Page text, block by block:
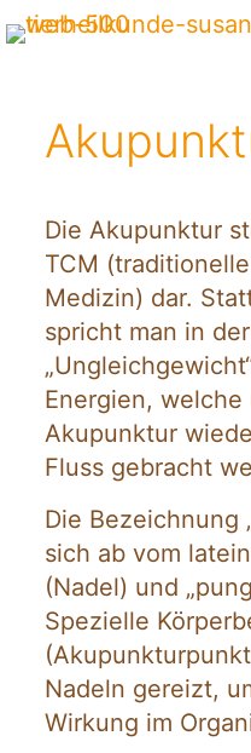
Die Akupunktur
TCM
Medizin) dar.
spricht man in
Energien, welche
Akupunktur
Fluss gebracht
Die Bezeichnung
sich ab vom
(Nadel) und
Spezielle
Nadeln gereizt,
Wirkung im